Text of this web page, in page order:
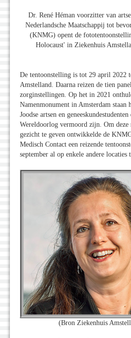
Dr. René Héman voorzitter van
Nederlandsche Maatschappij tot
(KNMG) opent de
Holocaust' in Ziekenhuis
De tentoonstelling is tot 29 april 2022
Amstelland. Daarna reizen de tien
zorginstellingen. Op het in 2021
Namenmonument in Amsterdam staan
Joodse artsen en
Wereldoorlog vermoord zijn. Om deze
gezicht te geven ontwikkelde de
Medisch Contact een reizende
september al op enkele andere locaties
(Bron Ziekenhuis